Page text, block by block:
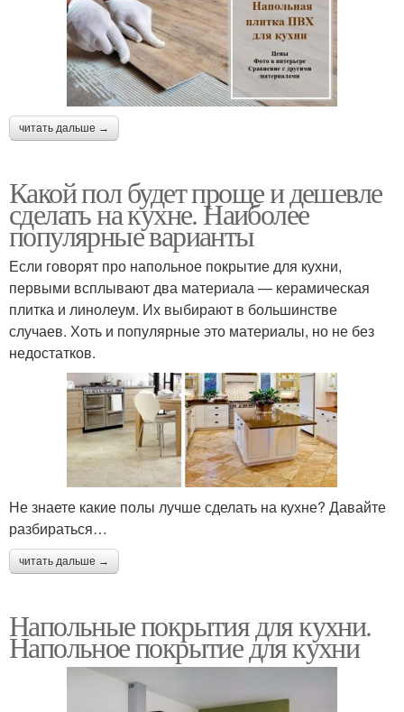
читать дальше →
Какой пол будет проще и дешевле
сделать на кухне. Наиболее
популярные варианты
Если говорят про напольное покрытие для кухни,
первыми всплывают два материала — керамическая
плитка и линолеум. Их выбирают в большинстве
случаев. Хоть и популярные это материалы, но не без
недостатков.
Не знаете какие полы лучше сделать на кухне? Давайте
разбираться…
читать дальше →
Напольные покрытия для кухни.
Напольное покрытие для кухни